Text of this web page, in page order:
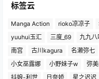
标签云
Manga Action rioko凉凉子
yuuhui玉汇
三度_69 九九八
南宫
古川kagura 名濑弥七
小女巫露娜
小野妹子w 弥
抖娘-利世
日奈娇 星之迟迟